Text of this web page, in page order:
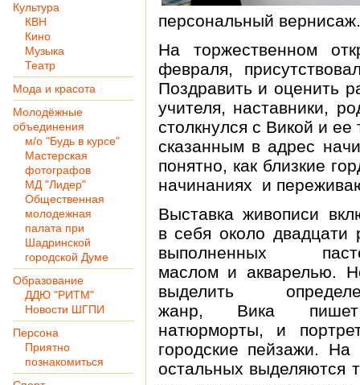
Культура
КВН
Кино
Музыка
Театр
Мода и красота
Молодёжные
объединения
м/о "Будь в курсе"
Мастерская
фотографов
МД "Лидер"
Общественная
молодежная
палата при
Шадринской
городской Думе
Образование
ДДЮ "РИТМ"
Новости ШГПИ
Персона
Приятно
познакомиться
персональный вернисаж.
На торжественном
февраля,
Поздравить и оценить
учителя, наставники,
столкнулся с Викой и
сказанным в адрес
понятно, как близкие
начинаниях и
Выставка живописи
в себя около двадцати
выполненных
маслом и акварелью.
выделить
жанр, Вика
натюрморты, и
городские пейзажи.
остальных выделяются